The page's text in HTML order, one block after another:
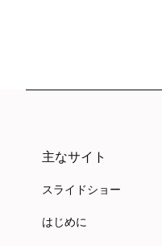
主なサイト
スライドショー
はじめに